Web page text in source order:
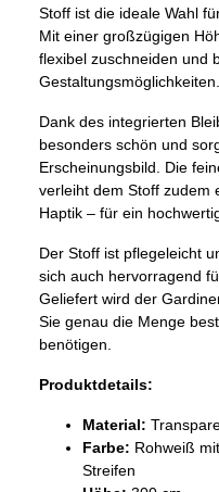
Stoff ist die ideale Wahl
Mit einer großzügigen
flexibel zuschneiden und
Gestaltungsmöglichkeiten.
Dank des integrierten
besonders schön und
Erscheinungsbild. Die
verleiht dem Stoff zudem
Haptik – für ein
Der Stoff ist pflegeleicht
sich auch hervorragend
Geliefert wird der
Sie genau die Menge
benötigen.
Produktdetails:
Material:
Farbe: Rohweiß
Streifen